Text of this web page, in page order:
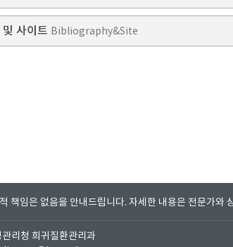
사이트 Bibliography&Site
책임은 없음을 안내드립니다. 자세한 내용은 전문가와
리청 희귀질환관리과